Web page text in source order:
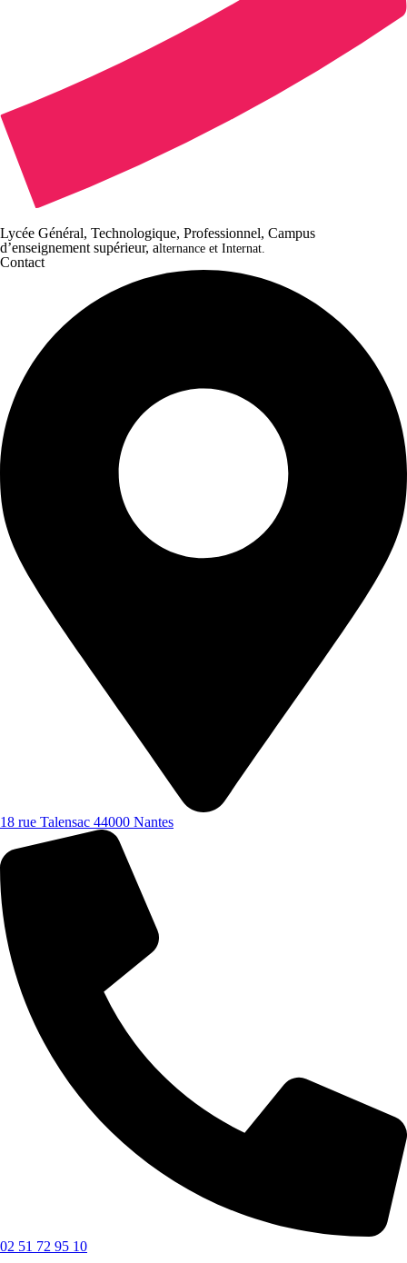
Lycée Général, Technologique, Professionnel, Campus
d’enseignement supérieur, alternance et Internat.
Contact
18 rue Talensac 44000 Nantes
02 51 72 95 10